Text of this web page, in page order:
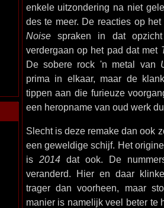
enkele uitzondering na niet
des te meer. De reacties op
Noisespraken in dat opzicht
verdergaan op het pad dat met
De sobere rock 'n metal van
prima in elkaar, maar de
tippen aan die furieuze
een heropname van oud werk
Slecht is deze remake dan ook
een geweldige schijf. Het
is 2014dat ook. De
veranderd. Hier en daar
trager dan voorheen, maar
manier is namelijk veel beter te